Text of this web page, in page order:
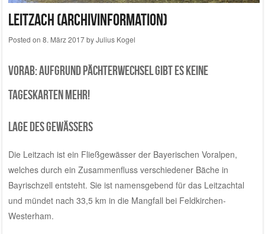
Leitzach (ARCHIVINFORMATION)
Posted on 8. März 2017byJulius Kogel
VoRAB: Aufgrund Pächterwechsel gibt es keine
Tageskarten mehr!
Lage des Gewässers
Die Leitzach ist ein Fließgewässer der Bayerischen Voralpen,
welches durch ein Zusammenfluss verschiedener Bäche in
Bayrischzell entsteht. Sie ist namensgebend für das Leitzachtal
und mündet nach 33,5 km in die Mangfall bei Feldkirchen-
Westerham.